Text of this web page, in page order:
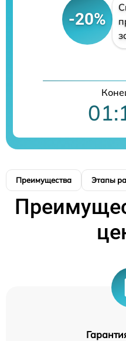
-20%
Преимущества Этапы